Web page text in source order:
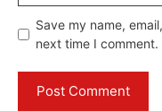
Save my name,
next time I comment.